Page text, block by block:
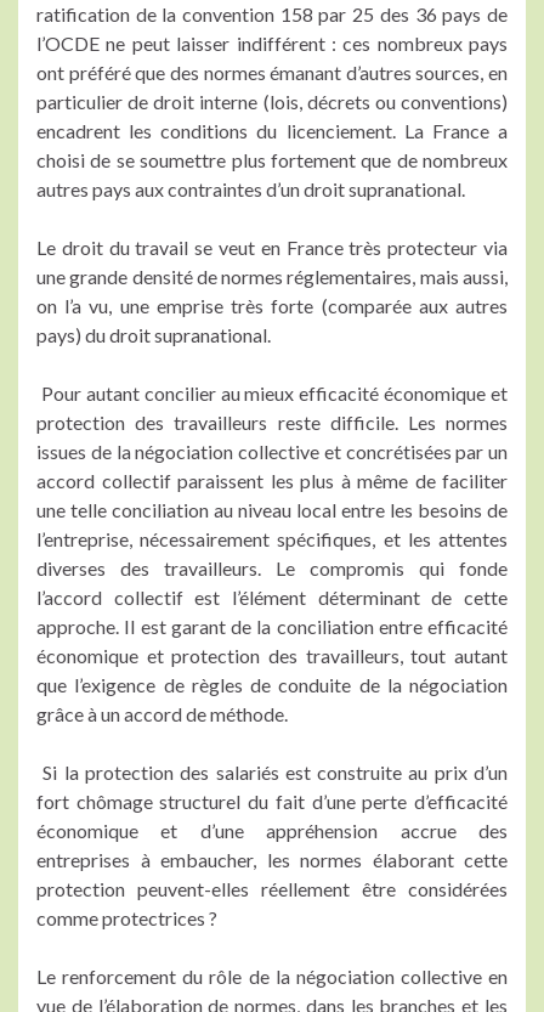
ratification de la convention 158 par 25 des 36 pays de
l’OCDE ne peut laisser indifférent : ces nombreux pays
ont préféré que des normes émanant d’autres sources, en
particulier de droit interne (lois, décrets ou conventions)
encadrent les conditions du licenciement. La France a
choisi de se soumettre plus fortement que de nombreux
autres pays aux contraintes d’un droit supranational.
Le droit du travail se veut en France très protecteur via
une grande densité de normes réglementaires, mais aussi,
on l’a vu, une emprise très forte (comparée aux autres
pays) du droit supranational.
Pour autant concilier au mieux efficacité économique et
protection des travailleurs reste difficile. Les normes
issues de la négociation collective et concrétisées par un
accord collectif paraissent les plus à même de faciliter
une telle conciliation au niveau local entre les besoins de
l’entreprise, nécessairement spécifiques, et les attentes
diverses des travailleurs. Le compromis qui fonde
l’accord collectif est l’élément déterminant de cette
approche. Il est garant de la conciliation entre efficacité
économique et protection des travailleurs, tout autant
que l’exigence de règles de conduite de la négociation
grâce à un accord de méthode.
Si la protection des salariés est construite au prix d’un
fort chômage structurel du fait d’une perte d’efficacité
économique et d’une appréhension accrue des
entreprises à embaucher, les normes élaborant cette
protection peuvent-elles réellement être considérées
comme protectrices ?
Le renforcement du rôle de la négociation collective en
vue de l’élaboration de normes, dans les branches et les